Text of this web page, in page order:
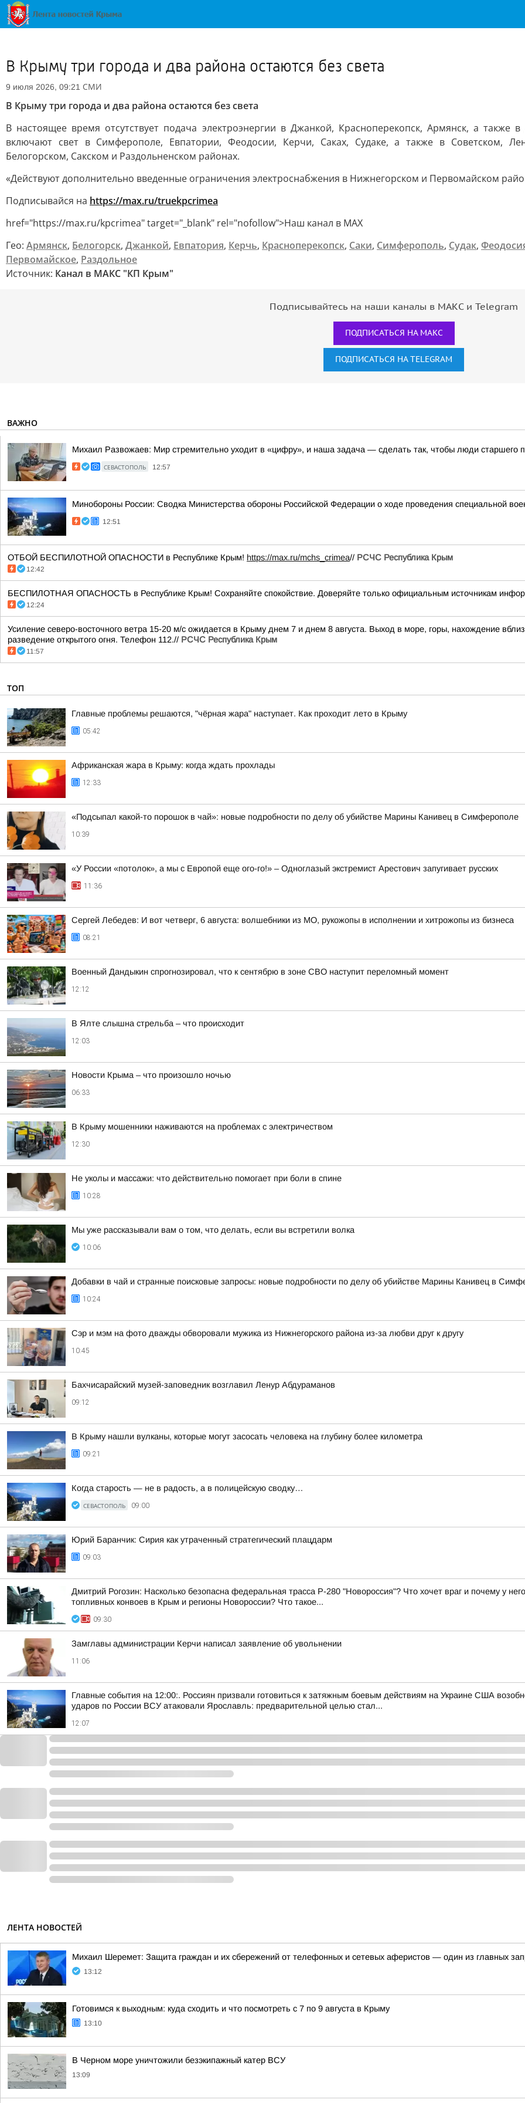
В Крыму три города и два района остаются без света
9 июля 2026, 09:21 СМИ
В Крыму три города и два района остаются без света
В настоящее время отсутствует подача электроэнергии в Джанкой, Красноперекопск, Армянск, а также
включают свет в Симферополе, Евпатории, Феодосии, Керчи, Саках, Судаке, а также в Советском,
Белогорском, Сакском и Раздольненском районах.
«Действуют дополнительно введенные ограничения электроснабжения в Нижнегорском и Первомайском
Подписывайся на https://max.ru/truekpcrimea
href="https://max.ru/kpcrimea" target="_blank" rel="nofollow">Наш канал в MAX
Гео: Армянск, Белогорск, Джанкой, Евпатория, Керчь, Красноперекопск, Саки, Симферополь, Судак,
Первомайское, Раздольное
Источник: Канал в МАКС "КП Крым"
Подписывайтесь на наши каналы в МАКС и Telegram
ПОДПИСАТЬСЯ НА МАКС
ПОДПИСАТЬСЯ НА TELEGRAM
ВАЖНО
Михаил Развожаев: Мир стремительно уходит в «цифру», и наша задача — сделать так, чтобы люди старшего
СЕВАСТОПОЛЬ 12:57
Минобороны России: Сводка Министерства обороны Российской Федерации о ходе проведения специальной
12:51
ОТБОЙ БЕСПИЛОТНОЙ ОПАСНОСТИ в Республике Крым! https://max.ru/mchs_crimea// РСЧС Республика Крым
12:42
БЕСПИЛОТНАЯ ОПАСНОСТЬ в Республике Крым! Сохраняйте спокойствие. Доверяйте только официальным источникам
12:24
Усиление северо-восточного ветра 15-20 м/с ожидается в Крыму днем 7 и днем 8 августа. Выход в море, горы, нахождение
разведение открытого огня. Телефон 112.// РСЧС Республика Крым
11:57
ТОП
Главные проблемы решаются, "чёрная жара" наступает. Как проходит лето в Крыму
05:42
Африканская жара в Крыму: когда ждать прохлады
12:33
«Подсыпал какой-то порошок в чай»: новые подробности по делу об убийстве Марины Канивец в Симферополе
10:39
«У России «потолок», а мы с Европой еще ого-го!» – Одноглазый экстремист Арестович запугивает русских
11:36
Сергей Лебедев: И вот четверг, 6 августа: волшебники из МО, рукожопы в исполнении и хитрожопы из бизнеса
08:21
Военный Дандыкин спрогнозировал, что к сентябрю в зоне СВО наступит переломный момент
12:12
В Ялте слышна стрельба – что происходит
12:03
Новости Крыма – что произошло ночью
06:33
В Крыму мошенники наживаются на проблемах с электричеством
12:30
Не уколы и массажи: что действительно помогает при боли в спине
10:28
Мы уже рассказывали вам о том, что делать, если вы встретили волка
10:06
Добавки в чай и странные поисковые запросы: новые подробности по делу об убийстве Марины Канивец в
10:24
Сэр и мэм на фото дважды обворовали мужика из Нижнегорского района из-за любви друг к другу
10:45
Бахчисарайский музей-заповедник возглавил Ленур Абдураманов
09:12
В Крыму нашли вулканы, которые могут засосать человека на глубину более километра
09:21
Когда старость — не в радость, а в полицейскую сводку…
СЕВАСТОПОЛЬ 09:00
Юрий Баранчик: Сирия как утраченный стратегический плацдарм
09:03
Дмитрий Рогозин: Насколько безопасна федеральная трасса Р-280 "Новороссия"? Что хочет враг и почему у
топливных конвоев в Крым и регионы Новороссии? Что такое...
09:30
Замглавы администрации Керчи написал заявление об увольнении
11:06
Главные события на 12:00:. Россиян призвали готовиться к затяжным боевым действиям на Украине США
ударов по России ВСУ атаковали Ярославль: предварительной целью стал...
12:07
ЛЕНТА НОВОСТЕЙ
Михаил Шеремет: Защита граждан и их сбережений от телефонных и сетевых аферистов — один из главных
13:12
Готовимся к выходным: куда сходить и что посмотреть с 7 по 9 августа в Крыму
13:10
В Черном море уничтожили безэкипажный катер ВСУ
13:09